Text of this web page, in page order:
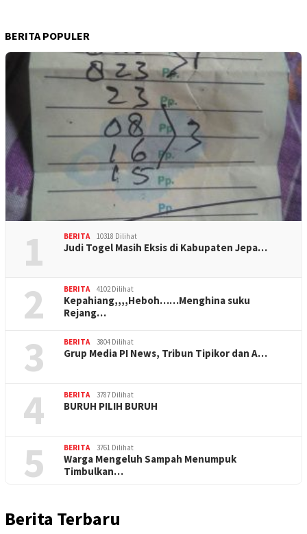
BERITA POPULER
1 BERITA 10318 Dilihat
Judi Togel Masih Eksis di Kabupaten Jepa…
2 BERITA 4102 Dilihat
Kepahiang,,,,Heboh……Menghina suku
Rejang…
3 BERITA 3804 Dilihat
Grup Media PI News, Tribun Tipikor dan A…
4 BERITA 3787 Dilihat
BURUH PILIH BURUH
5 BERITA 3761 Dilihat
Warga Mengeluh Sampah Menumpuk
Timbulkan…
Berita Terbaru